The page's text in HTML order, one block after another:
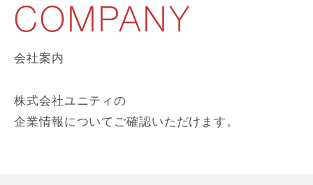
COMPANY
会社案内
株式会社ユニティの
企業情報についてご確認いただけます。